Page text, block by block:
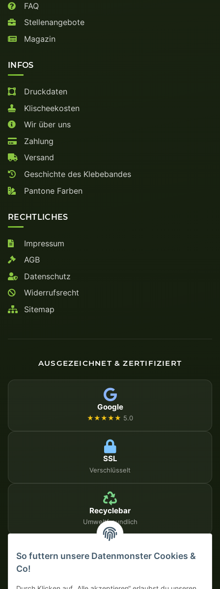
FAQ
Stellenangebote
Magazin
INFOS
Druckdaten
Klischeekosten
Wir über uns
Zahlung
Versand
Geschichte des Klebebandes
Pantone Farben
RECHTLICHES
Impressum
AGB
Datenschutz
Widerrufsrecht
Sitemap
AUSGEZEICHNET & ZERTIFIZIERT
Google
★★★★★ 5.0
SSL
Verschlüsselt
Recyclebar
Umweltfreundlich
SICHERE ZAHLUNGSMETHODEN
So futtern unsere Datenmonster Cookies &
Co!